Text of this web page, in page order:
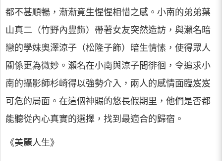
都不甚順暢，漸漸竟生惺惺相惜之感。小南的弟弟葉
山真二（竹野內豐飾）帶著女友突然造訪，與瀨名暗
戀的學妹奧澤涼子（松隆子飾）暗生情愫，使得眾人
關係更為微妙。瀨名在小南與涼子間徘徊，令追求小
南的攝影師杉崎得以強勢介入，兩人的感情面臨岌岌
可危的局面。在這個神賜的悠長假期里，他們是否都
能聽從內心真實的選擇，找到最適合的歸宿。
《美麗人生》